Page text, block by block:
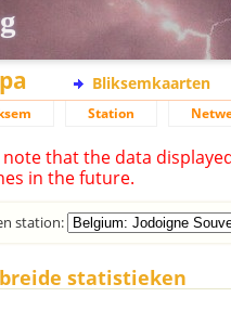
Bliksemkaarten
Station
note that the data
in the future.
station:
statistieken